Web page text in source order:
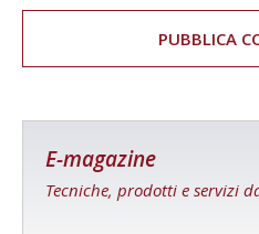
E-magazine
Tecniche, prodotti e servizi